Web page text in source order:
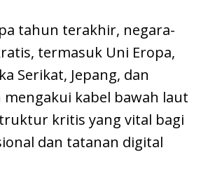
tahun terakhir, negara-
termasuk Uni Eropa,
Serikat, Jepang, dan
kabel bawah laut
kritis yang vital bagi
dan tatanan digital